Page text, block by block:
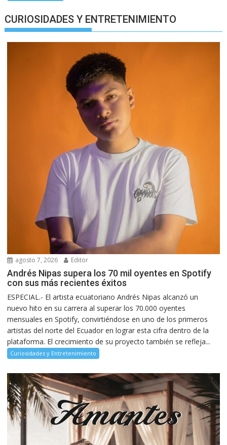
CURIOSIDADES Y ENTRETENIMIENTO
agosto 7, 2026 Editor
Andrés Nipas supera los 70 mil oyentes en Spotify
con sus más recientes éxitos
ESPECIAL.- El artista ecuatoriano Andrés Nipas alcanzó un
nuevo hito en su carrera al superar los 70.000 oyentes
mensuales en Spotify, convirtiéndose en uno de los primeros
artistas del norte del Ecuador en lograr esta cifra dentro de la
plataforma. El crecimiento de su proyecto también se refleja...
Curiosidades y Entretenimiento